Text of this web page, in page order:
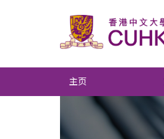
主页